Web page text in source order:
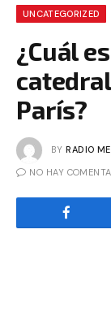
UNCATEGORIZED
¿Cuál
París?
BY RADIO
NO HAY